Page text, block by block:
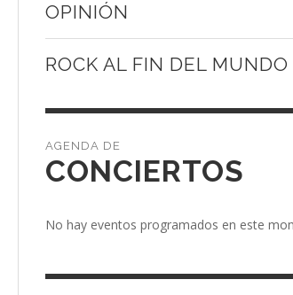
OPINIÓN
ROCK AL FIN DEL MUNDO
CONCIERTOS
No hay eventos programados en este